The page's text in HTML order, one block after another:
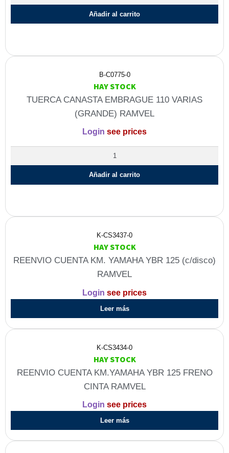
Añadir al carrito
B-C0775-0
HAY STOCK
TUERCA CANASTA EMBRAGUE 110 VARIAS
(GRANDE) RAMVEL
Login see prices
Añadir al carrito
K-CS3437-0
HAY STOCK
REENVIO CUENTA KM. YAMAHA YBR 125 (c/disco)
RAMVEL
Login see prices
Leer más
K-CS3434-0
HAY STOCK
REENVIO CUENTA KM.YAMAHA YBR 125 FRENO
CINTA RAMVEL
Login see prices
Leer más